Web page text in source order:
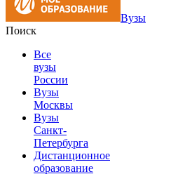
Вузы
Поиск
Все
вузы
России
Вузы
Москвы
Вузы
Санкт-
Петербурга
Дистанционное
образование